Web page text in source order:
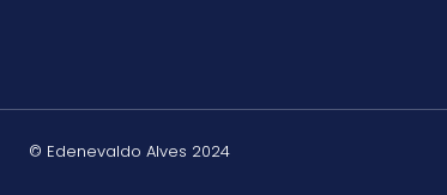
© Edenevaldo Alves 2024